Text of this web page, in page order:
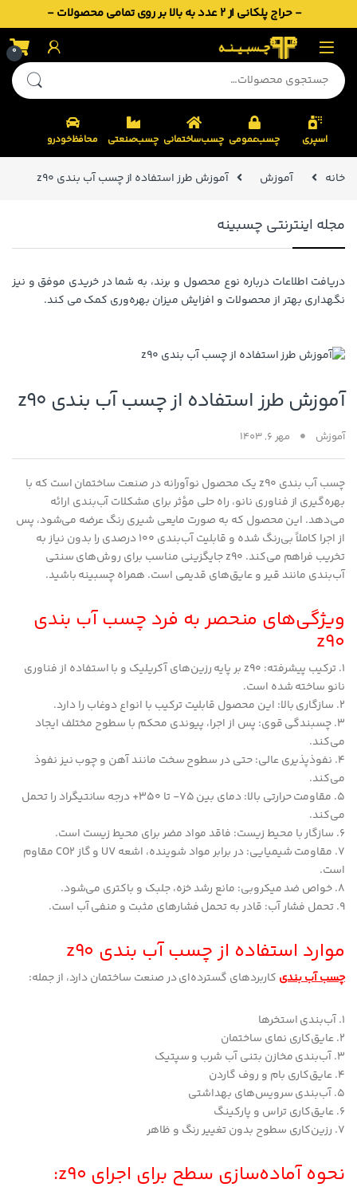
- حراج پلکانی از 2 عدد به بالا بر روی تمامی محصولات -
Skip to navigation
Skip to content
0
جستجو برای:
اسپری چسب‌عمومی چسب‌ساختمانی چسب‌صنعتی محافظ‌خودرو
خانه آموزش آموزش طرز استفاده از چسب آب بندی z90
آموزش طرز استفاده از چسب آب بندی z90
آموزش مهر 6, 1403
چسب آب بندی z90 یک محصول نوآورانه در صنعت ساختمان است که با
بهره‌گیری از فناوری نانو، راه حلی مؤثر برای مشکلات آب‌بندی ارائه
می‌دهد. این محصول که به صورت مایعی شیری رنگ عرضه می‌شود، پس
از اجرا کاملاً بی‌رنگ شده و قابلیت آب‌بندی 100 درصدی را بدون نیاز به
تخریب فراهم می‌کند. z90 جایگزینی مناسب برای روش‌های سنتی
آب‌بندی مانند قیر و عایق‌های قدیمی است. همراه چسبینه باشید.
ویژگی‌های منحصر به فرد چسب آب بندی
z90
1. ترکیب پیشرفته: z90 بر پایه رزین‌های آکریلیک و با استفاده از فناوری
نانو ساخته شده است.
2. سازگاری بالا: این محصول قابلیت ترکیب با انواع دوغاب را دارد.
3. چسبندگی قوی: پس از اجرا، پیوندی محکم با سطوح مختلف ایجاد
می‌کند.
4. نفوذپذیری عالی: حتی در سطوح سخت مانند آهن و چوب نیز نفوذ
می‌کند.
5. مقاومت حرارتی بالا: دمای بین 75- تا 350+ درجه سانتیگراد را تحمل
می‌کند.
6. سازگار با محیط زیست: فاقد مواد مضر برای محیط زیست است.
7. مقاومت شیمیایی: در برابر مواد شوینده، اشعه UV و گاز CO2 مقاوم
است.
8. خواص ضد میکروبی: مانع رشد خزه، جلبک و باکتری می‌شود.
9. تحمل فشار آب: قادر به تحمل فشارهای مثبت و منفی آب است.
موارد استفاده از چسب آب بندی z90
چسب آب بندی کاربردهای گسترده‌ای در صنعت ساختمان دارد، از جمله:
1. آب‌بندی استخرها
2. عایق‌کاری نمای ساختمان
3. آب‌بندی مخازن بتنی آب شرب و سپتیک
4. عایق‌کاری بام و روف گاردن
5. آب‌بندی سرویس‌های بهداشتی
6. عایق‌کاری تراس و پارکینگ
7. رزین‌کاری سطوح بدون تغییر رنگ و ظاهر
نحوه آماده‌سازی سطح برای اجرای z90:
مجله اینترنتی چسبینه
دریافت اطلاعات درباره نوع محصول و برند، به شما در خریدی موفق و نیز
نگهداری بهتر از محصولات و افزایش میزان بهره‌وری کمک می کند.